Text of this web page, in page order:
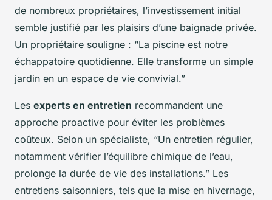
de nombreux propriétaires, l’investissement initial
semble justifié par les plaisirs d’une baignade privée.
Un propriétaire souligne : “La piscine est notre
échappatoire quotidienne. Elle transforme un simple
jardin en un espace de vie convivial.”
Les experts en entretien recommandent une
approche proactive pour éviter les problèmes
coûteux. Selon un spécialiste, “Un entretien régulier,
notamment vérifier l’équilibre chimique de l’eau,
prolonge la durée de vie des installations.” Les
entretiens saisonniers, tels que la mise en hivernage,